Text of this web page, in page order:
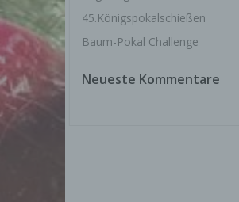
45.Königspokalschießen
Baum-Pokal Challenge
Neueste Kommentare